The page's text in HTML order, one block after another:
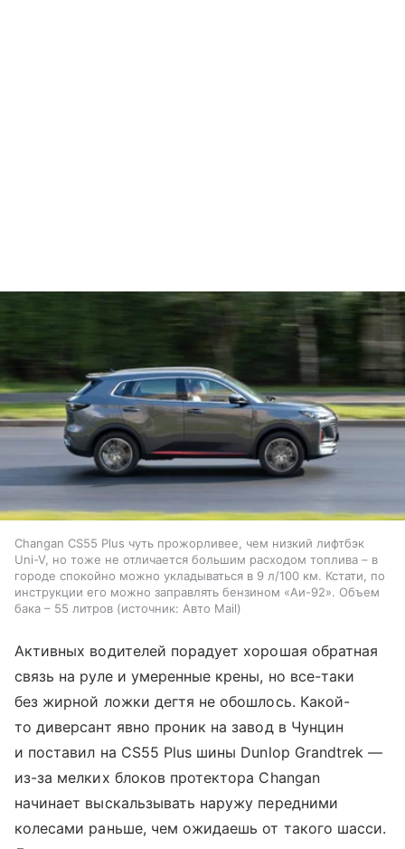
Changan CS55 Plus чуть прожорливее, чем низкий лифтбэк
Uni-V, но тоже не отличается большим расходом топлива – в
городе спокойно можно укладываться в 9 л/100 км. Кстати, по
инструкции его можно заправлять бензином «Аи-92». Объем
бака – 55 литров
источник: Авто Mail
Активных водителей порадует хорошая обратная
связь на руле и умеренные крены, но все-таки
без жирной ложки дегтя не обошлось. Какой-
то диверсант явно проник на завод в Чунцин
и поставил на CS55 Plus шины Dunlop Grandtrek —
из-за мелких блоков протектора Changan
начинает выскальзывать наружу передними
колесами раньше, чем ожидаешь от такого шасси.